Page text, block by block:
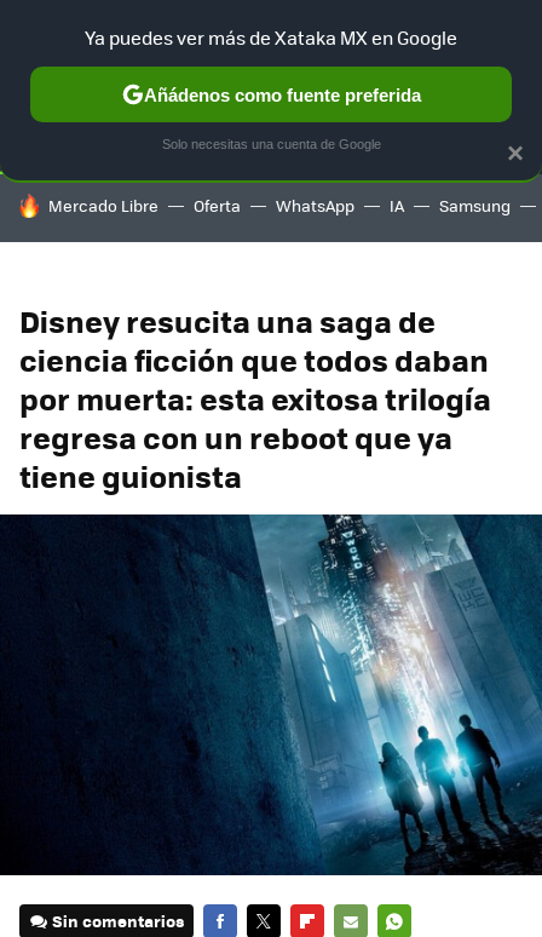
SELECCIÓN GAMING HOME AUTO TERRITORIO
HOY SE HABLA DE
Mercado Libre Oferta WhatsApp IA Samsung
Disney resucita una saga de
ciencia ficción que todos daban
por muerta: esta exitosa trilogía
regresa con un reboot que ya
tiene guionista
Sin comentarios
×
Ya puedes ver más de Xataka MX en Google
Añádenos como fuente preferida
Solo necesitas una cuenta de Google